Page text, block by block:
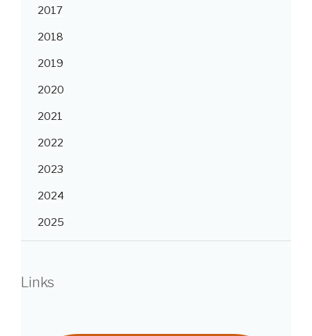
2017
2018
2019
2020
2021
2022
2023
2024
2025
Links